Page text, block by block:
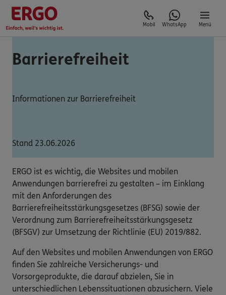
Mobil WhatsApp Menü
Barrierefreiheit
Informationen zur Barrierefreiheit
Stand 23.06.2026
ERGO ist es wichtig, die Websites und mobilen
Anwendungen barrierefrei zu gestalten – im Einklang
mit den Anforderungen des
Barrierefreiheitsstärkungsgesetzes (BFSG) sowie der
Verordnung zum Barrierefreiheitsstärkungsgesetz
(BFSGV) zur Umsetzung der Richtlinie (EU) 2019/882.
Auf den Websites und mobilen Anwendungen von ERGO
finden Sie zahlreiche Versicherungs- und
Vorsorgeprodukte, die darauf abzielen, Sie in
unterschiedlichen Lebenssituationen abzusichern. Viele